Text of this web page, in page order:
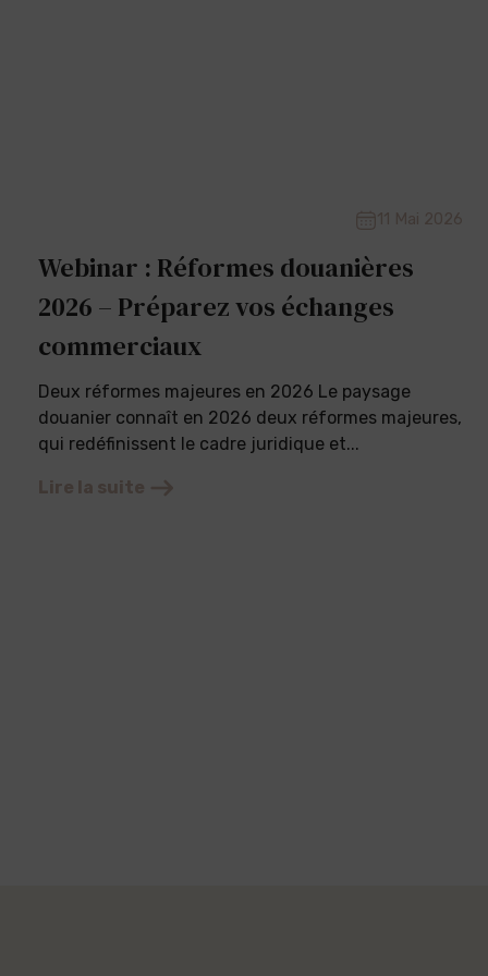
11 Mai 2026
Webinar : Réformes douanières
2026 – Préparez vos échanges
commerciaux
Deux réformes majeures en 2026 Le paysage
douanier connaît en 2026 deux réformes majeures,
qui redéfinissent le cadre juridique et...
Lire la suite